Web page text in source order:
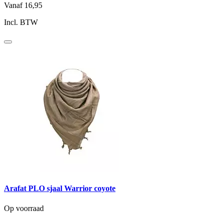
Vanaf 16,95
Incl. BTW
Arafat PLO sjaal Warrior coyote
Op voorraad